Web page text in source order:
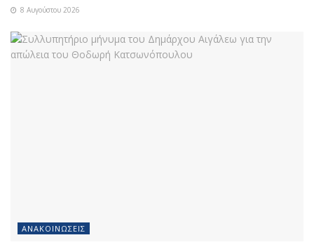
8 Αυγούστου 2026
ΑΝΑΚΟΙΝΏΣΕΙΣ